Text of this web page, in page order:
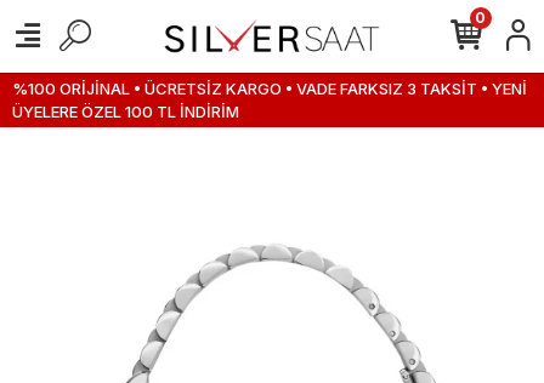
%100 ORİJİNAL • ÜCRETSİZ KARGO • VADE FARKSIZ 3 TAKSİT • YENİ
ÜYELERE ÖZEL 100 TL İNDİRİM
0